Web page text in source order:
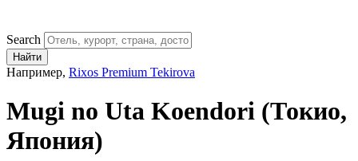
Search
Найти
Например, Rixos Premium Tekirova
Mugi no Uta Koendori (Токио,
Япония)